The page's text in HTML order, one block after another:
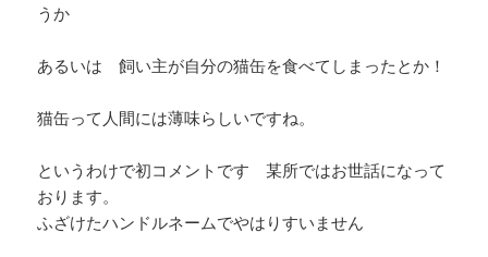
うか
あるいは 飼い主が自分の猫缶を食べてしまったとか！
猫缶って人間には薄味らしいですね。
というわけで初コメントです 某所ではお世話になって
おります。
ふざけたハンドルネームでやはりすいません